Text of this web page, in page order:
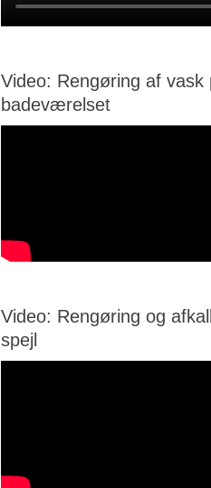
Video: Rengøring af vask
badeværelset
Video: Rengøring og
spejl